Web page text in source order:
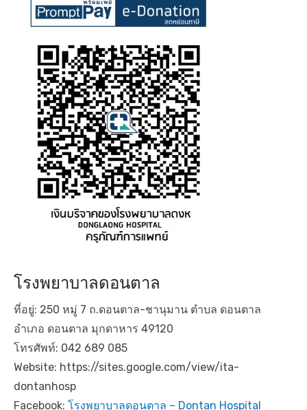
โรงพยาบาลดอนตาล
ที่อยู่: 250 หมู่ 7 ถ.ดอนตาล-ชานุมาน ตำบล ดอนตาล
อำเภอ ดอนตาล มุกดาหาร 49120
โทรศัพท์: 042 689 085
Website: https://sites.google.com/view/ita-
dontanhosp
Facebook: โรงพยาบาลดอนตาล – Dontan Hospital